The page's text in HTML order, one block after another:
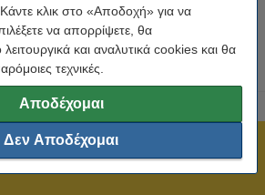
κλικ στο «Αποδοχή» για να
να απορρίψετε, θα
και αναλυτικά cookies και θα
τεχνικές.
Αποδέχομαι
Δεν Αποδέχομαι
Στο Καλάθι